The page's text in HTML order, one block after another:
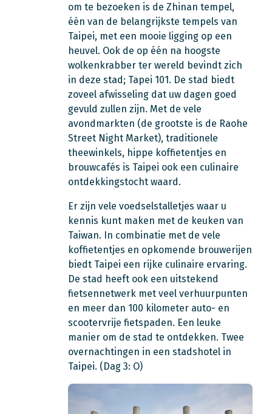
om te bezoeken is de Zhinan tempel,
één van de belangrijkste tempels van
Taipei, met een mooie ligging op een
heuvel. Ook de op één na hoogste
wolkenkrabber ter wereld bevindt zich
in deze stad; Tapei 101. De stad biedt
zoveel afwisseling dat uw dagen goed
gevuld zullen zijn. Met de vele
avondmarkten (de grootste is de Raohe
Street Night Market), traditionele
theewinkels, hippe koffietentjes en
brouwcafés is Taipei ook een culinaire
ontdekkingstocht waard.
Er zijn vele voedselstalletjes waar u
kennis kunt maken met de keuken van
Taiwan. In combinatie met de vele
koffietentjes en opkomende brouwerijen
biedt Taipei een rijke culinaire ervaring.
De stad heeft ook een uitstekend
fietsennetwerk met veel verhuurpunten
en meer dan 100 kilometer auto- en
scootervrije fietspaden. Een leuke
manier om de stad te ontdekken. Twee
overnachtingen in een stadshotel in
Taipei. (Dag 3: O)